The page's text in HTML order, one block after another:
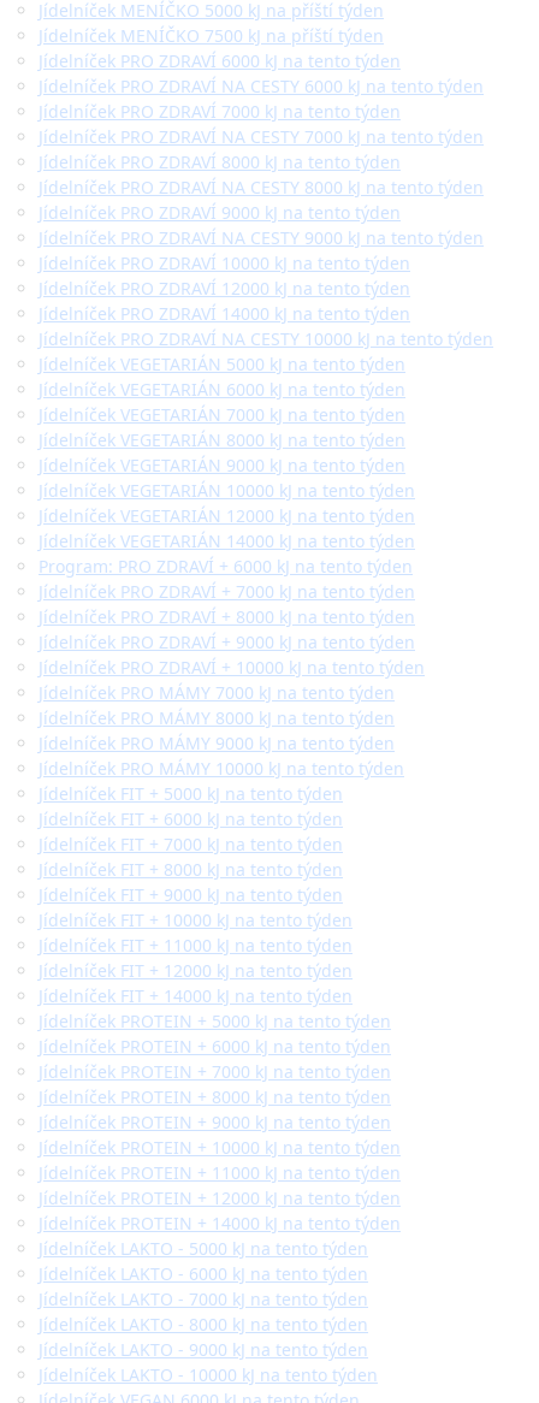
Jídelníček MENÍČKO 5000 kJ na příští týden
Jídelníček MENÍČKO 7500 kJ na příští týden
Jídelníček PRO ZDRAVÍ 6000 kJ na tento týden
Jídelníček PRO ZDRAVÍ NA CESTY 6000 kJ na tento týden
Jídelníček PRO ZDRAVÍ 7000 kJ na tento týden
Jídelníček PRO ZDRAVÍ NA CESTY 7000 kJ na tento týden
Jídelníček PRO ZDRAVÍ 8000 kJ na tento týden
Jídelníček PRO ZDRAVÍ NA CESTY 8000 kJ na tento týden
Jídelníček PRO ZDRAVÍ 9000 kJ na tento týden
Jídelníček PRO ZDRAVÍ NA CESTY 9000 kJ na tento týden
Jídelníček PRO ZDRAVÍ 10000 kJ na tento týden
Jídelníček PRO ZDRAVÍ 12000 kJ na tento týden
Jídelníček PRO ZDRAVÍ 14000 kJ na tento týden
Jídelníček PRO ZDRAVÍ NA CESTY 10000 kJ na tento týden
Jídelníček VEGETARIÁN 5000 kJ na tento týden
Jídelníček VEGETARIÁN 6000 kJ na tento týden
Jídelníček VEGETARIÁN 7000 kJ na tento týden
Jídelníček VEGETARIÁN 8000 kJ na tento týden
Jídelníček VEGETARIÁN 9000 kJ na tento týden
Jídelníček VEGETARIÁN 10000 kJ na tento týden
Jídelníček VEGETARIÁN 12000 kJ na tento týden
Jídelníček VEGETARIÁN 14000 kJ na tento týden
Program: PRO ZDRAVÍ + 6000 kJ na tento týden
Jídelníček PRO ZDRAVÍ + 7000 kJ na tento týden
Jídelníček PRO ZDRAVÍ + 8000 kJ na tento týden
Jídelníček PRO ZDRAVÍ + 9000 kJ na tento týden
Jídelníček PRO ZDRAVÍ + 10000 kJ na tento týden
Jídelníček PRO MÁMY 7000 kJ na tento týden
Jídelníček PRO MÁMY 8000 kJ na tento týden
Jídelníček PRO MÁMY 9000 kJ na tento týden
Jídelníček PRO MÁMY 10000 kJ na tento týden
Jídelníček FIT + 5000 kJ na tento týden
Jídelníček FIT + 6000 kJ na tento týden
Jídelníček FIT + 7000 kJ na tento týden
Jídelníček FIT + 8000 kJ na tento týden
Jídelníček FIT + 9000 kJ na tento týden
Jídelníček FIT + 10000 kJ na tento týden
Jídelníček FIT + 11000 kJ na tento týden
Jídelníček FIT + 12000 kJ na tento týden
Jídelníček FIT + 14000 kJ na tento týden
Jídelníček PROTEIN + 5000 kJ na tento týden
Jídelníček PROTEIN + 6000 kJ na tento týden
Jídelníček PROTEIN + 7000 kJ na tento týden
Jídelníček PROTEIN + 8000 kJ na tento týden
Jídelníček PROTEIN + 9000 kJ na tento týden
Jídelníček PROTEIN + 10000 kJ na tento týden
Jídelníček PROTEIN + 11000 kJ na tento týden
Jídelníček PROTEIN + 12000 kJ na tento týden
Jídelníček PROTEIN + 14000 kJ na tento týden
Jídelníček LAKTO - 5000 kJ na tento týden
Jídelníček LAKTO - 6000 kJ na tento týden
Jídelníček LAKTO - 7000 kJ na tento týden
Jídelníček LAKTO - 8000 kJ na tento týden
Jídelníček LAKTO - 9000 kJ na tento týden
Jídelníček LAKTO - 10000 kJ na tento týden